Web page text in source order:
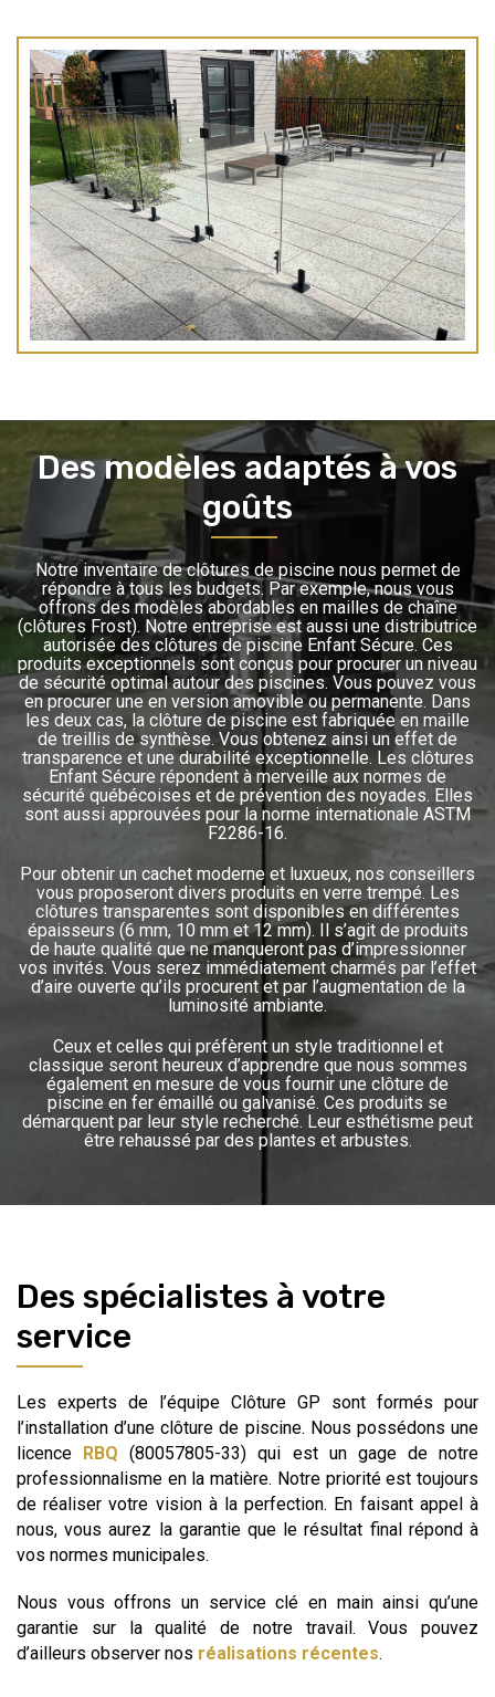
Des modèles adaptés à vos
goûts
Notre inventaire de clôtures de piscine nous permet de
répondre à tous les budgets. Par exemple, nous vous
offrons des modèles abordables en mailles de chaîne
(clôtures Frost). Notre entreprise est aussi une distributrice
autorisée des clôtures de piscine Enfant Sécure. Ces
produits exceptionnels sont conçus pour procurer un niveau
de sécurité optimal autour des piscines. Vous pouvez vous
en procurer une en version amovible ou permanente. Dans
les deux cas, la clôture de piscine est fabriquée en maille
de treillis de synthèse. Vous obtenez ainsi un effet de
transparence et une durabilité exceptionnelle. Les clôtures
Enfant Sécure répondent à merveille aux normes de
sécurité québécoises et de prévention des noyades. Elles
sont aussi approuvées pour la norme internationale ASTM
F2286-16.
Pour obtenir un cachet moderne et luxueux, nos conseillers
vous proposeront divers produits en verre trempé. Les
clôtures transparentes sont disponibles en différentes
épaisseurs (6 mm, 10 mm et 12 mm). Il s’agit de produits
de haute qualité que ne manqueront pas d’impressionner
vos invités. Vous serez immédiatement charmés par l’effet
d’aire ouverte qu’ils procurent et par l’augmentation de la
luminosité ambiante.
Ceux et celles qui préfèrent un style traditionnel et
classique seront heureux d’apprendre que nous sommes
également en mesure de vous fournir une clôture de
piscine en fer émaillé ou galvanisé. Ces produits se
démarquent par leur style recherché. Leur esthétisme peut
être rehaussé par des plantes et arbustes.
Des spécialistes à votre
service
Les experts de l’équipe Clôture GP sont formés pour
l’installation d’une clôture de piscine. Nous possédons une
licence RBQ (80057805-33) qui est un gage de notre
professionnalisme en la matière. Notre priorité est toujours
de réaliser votre vision à la perfection. En faisant appel à
nous, vous aurez la garantie que le résultat final répond à
vos normes municipales.
Nous vous offrons un service clé en main ainsi qu’une
garantie sur la qualité de notre travail. Vous pouvez
d’ailleurs observer nos réalisations récentes.